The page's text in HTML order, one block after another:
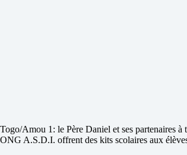
Togo/Amou 1: le Père Daniel et ses partenaires à
ONG A.S.D.I. offrent des kits scolaires aux